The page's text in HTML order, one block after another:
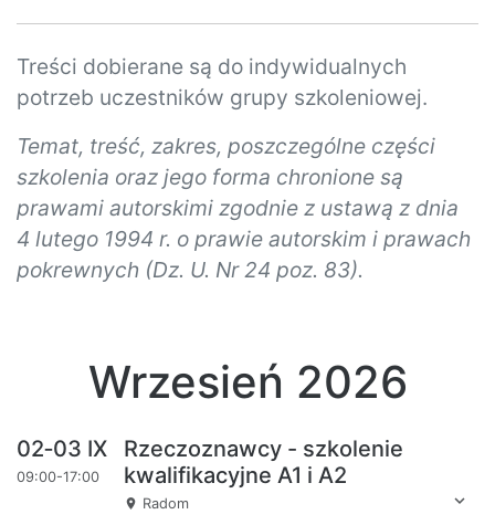
Treści dobierane są do indywidualnych
potrzeb uczestników grupy szkoleniowej.
Temat, treść, zakres, poszczególne części
szkolenia oraz jego forma chronione są
prawami autorskimi zgodnie z ustawą z dnia
4 lutego 1994 r. o prawie autorskim i prawach
pokrewnych (Dz. U. Nr 24 poz. 83).
Wrzesień 2026
02‑03 IX
09:00-17:00
Rzeczoznawcy - szkolenie
kwalifikacyjne A1 i A2
place Radom expand_more